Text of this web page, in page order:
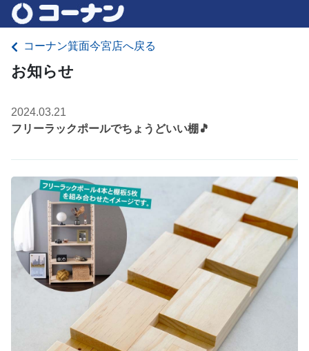
コーナン箕面今宮店へ戻る
お知らせ
2024.03.21
フリーラックポールでちょうどいい棚🎵